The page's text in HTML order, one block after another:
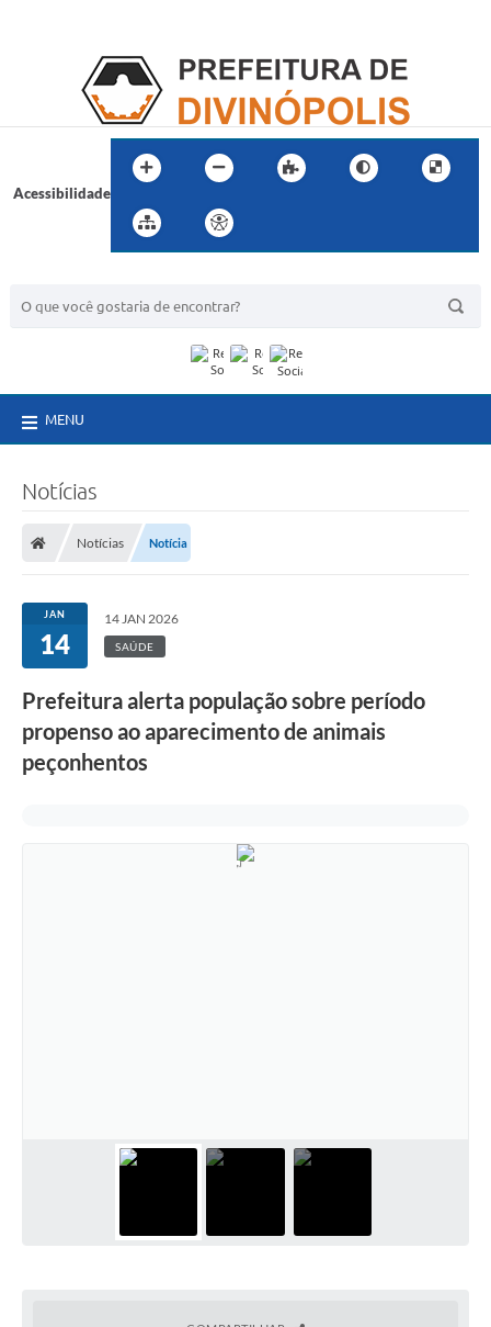
Acessibilidade
MENU
Notícias
Notícias Notícia
JAN
14
14 JAN 2026
SAÚDE
Prefeitura alerta população sobre período
propenso ao aparecimento de animais
peçonhentos